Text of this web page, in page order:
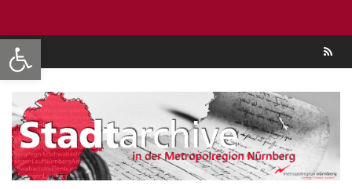
Werkzeugleiste öffnen